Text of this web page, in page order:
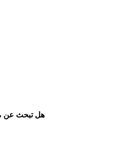
هل تبحث عن